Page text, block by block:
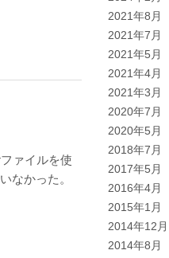
ァイルを使
なかった。
2021年8月
2021年7月
2021年5月
2021年4月
2021年3月
2020年7月
2020年5月
2018年7月
2017年5月
2016年4月
2015年1月
2014年12月
2014年8月